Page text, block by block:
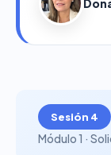
Sesión 4
Módulo 1 ·